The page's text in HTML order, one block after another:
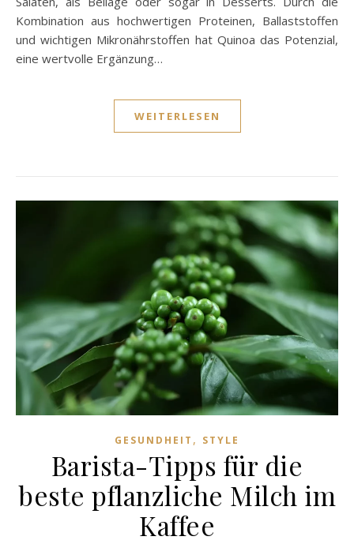
Kombination aus hochwertigen Proteinen, Ballaststoffen
und wichtigen Mikronährstoffen hat Quinoa das Potenzial,
eine wertvolle Ergänzung…
WEITERLESEN
GESUNDHEIT , STYLE
Barista-Tipps für die
beste pflanzliche Milch im
Kaffee